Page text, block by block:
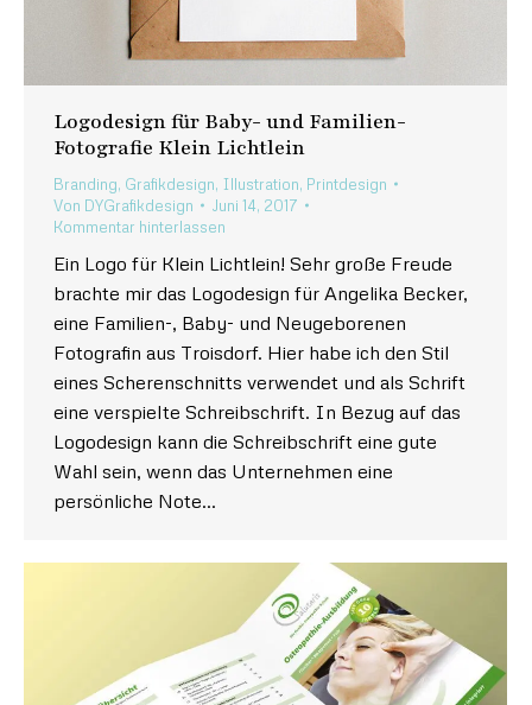
Logodesign für Baby- und Familien-
Fotografie Klein Lichtlein
Branding, Grafikdesign, Illustration, Printdesign
Von DYGrafikdesign
Juni 14, 2017
Kommentar hinterlassen
Ein Logo für Klein Lichtlein! Sehr große Freude
brachte mir das Logodesign für Angelika Becker,
eine Familien-, Baby- und Neugeborenen
Fotografin aus Troisdorf. Hier habe ich den Stil
eines Scherenschnitts verwendet und als Schrift
eine verspielte Schreibschrift. In Bezug auf das
Logodesign kann die Schreibschrift eine gute
Wahl sein, wenn das Unternehmen eine
persönliche Note…